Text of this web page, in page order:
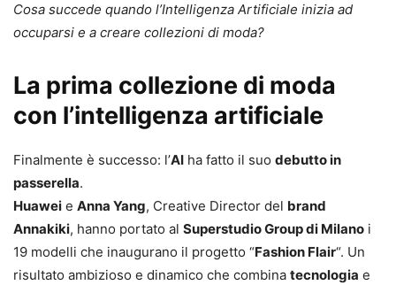
Cosa succede quando l’Intelligenza Artificiale inizia ad
occuparsi e a creare collezioni di moda?
La prima collezione di moda
con l’intelligenza artificiale
Finalmente è successo: l’AI ha fatto il suo debutto in
passerella.
Huawei e Anna Yang, Creative Director del brand
Annakiki, hanno portato al Superstudio Group di Milano i
19 modelli che inaugurano il progetto “Fashion Flair“. Un
risultato ambizioso e dinamico che combina tecnologia e